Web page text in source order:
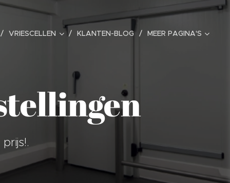
VRIESCELLEN KLANTEN-BLOG MEER PAGINA'S